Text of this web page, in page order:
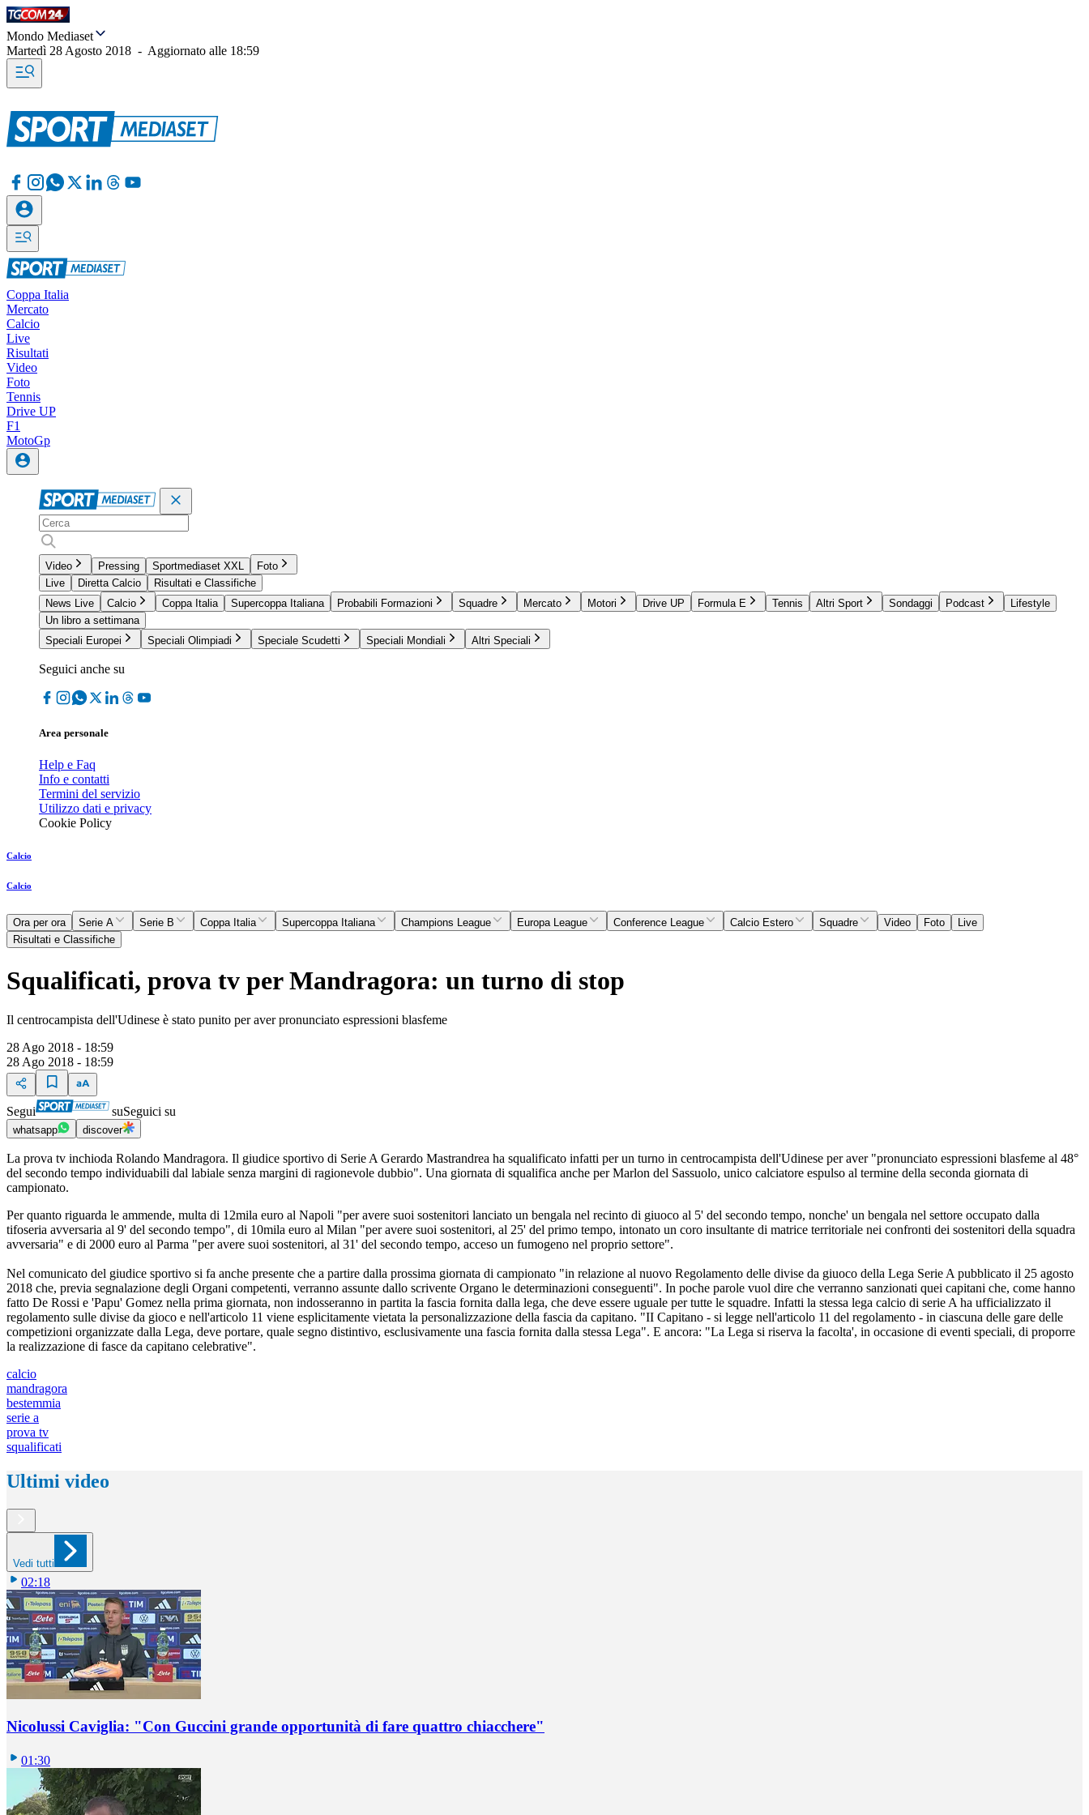
Mondo Mediaset
Martedì 28 Agosto 2018 - Aggiornato alle 18:59
Coppa Italia
Mercato
Calcio
Live
Risultati
Video
Foto
Tennis
Drive UP
F1
MotoGp
Video Pressing Sportmediaset XXL
Foto
Live
Diretta Calcio
Risultati e Classifiche
News Live
Calcio Coppa Italia Supercoppa Italiana Probabili Formazioni Squadre Mercato Motori Drive UP Formula E Tennis Altri Sport Sondaggi Podcast
Lifestyle
Un libro a settimana
Speciali Europei
Speciali Olimpiadi Speciale Scudetti Speciali Mondiali Altri Speciali
Seguici anche su
Area personale
Help e Faq
Info e contatti
Termini del servizio
Utilizzo dati e privacy
Cookie Policy
Calcio
Calcio
Ora per ora Serie A Serie B Coppa Italia Supercoppa Italiana Champions League Europa League Conference League Calcio Estero Squadre Video Foto
Live
Risultati e Classifiche
Squalificati, prova tv per Mandragora: un turno di stop
Il centrocampista dell'Udinese è stato punito per aver pronunciato espressioni blasfeme
28 Ago 2018 - 18:59
28 Ago 2018 - 18:59
Segui suSeguici su
whatsapp discover
La prova tv inchioda Rolando Mandragora. Il giudice sportivo di Serie A Gerardo Mastrandrea ha squalificato infatti per un turno in centrocampista dell'Udinese per aver "pronunciato espressioni blasfeme al 48°
del secondo tempo individuabili dal labiale senza margini di ragionevole dubbio". Una giornata di squalifica anche per Marlon del Sassuolo, unico calciatore espulso al termine della seconda giornata di
campionato.
Per quanto riguarda le ammende, multa di 12mila euro al Napoli "per avere suoi sostenitori lanciato un bengala nel recinto di giuoco al 5' del secondo tempo, nonche' un bengala nel settore occupato dalla
tifoseria avversaria al 9' del secondo tempo", di 10mila euro al Milan "per avere suoi sostenitori, al 25' del primo tempo, intonato un coro insultante di matrice territoriale nei confronti dei sostenitori della squadra
avversaria" e di 2000 euro al Parma "per avere suoi sostenitori, al 31' del secondo tempo, acceso un fumogeno nel proprio settore".
Nel comunicato del giudice sportivo si fa anche presente che a partire dalla prossima giornata di campionato "in relazione al nuovo Regolamento delle divise da giuoco della Lega Serie A pubblicato il 25 agosto
2018 che, previa segnalazione degli Organi competenti, verranno assunte dallo scrivente Organo le determinazioni conseguenti". In poche parole vuol dire che verranno sanzionati quei capitani che, come hanno
fatto De Rossi e 'Papu' Gomez nella prima giornata, non indosseranno in partita la fascia fornita dalla lega, che deve essere uguale per tutte le squadre. Infatti la stessa lega calcio di serie A ha ufficializzato il
regolamento sulle divise da gioco e nell'articolo 11 viene esplicitamente vietata la personalizzazione della fascia da capitano. "II Capitano - si legge nell'articolo 11 del regolamento - in ciascuna delle gare delle
competizioni organizzate dalla Lega, deve portare, quale segno distintivo, esclusivamente una fascia fornita dalla stessa Lega". E ancora: "La Lega si riserva la facolta', in occasione di eventi speciali, di proporre
la realizzazione di fasce da capitano celebrative".
calcio
mandragora
bestemmia
serie a
prova tv
squalificati
Ultimi video
Vedi tutti
02:18
Nicolussi Caviglia: "Con Guccini grande opportunità di fare quattro chiacchere"
01:30